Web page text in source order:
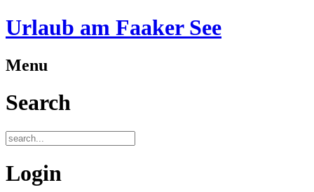
Urlaub am Faaker See
Menu
Search
Login